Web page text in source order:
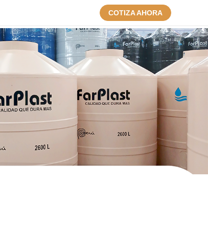
COTIZA AHORA